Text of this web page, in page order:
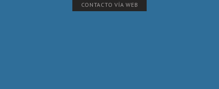
CONTACTO VÍA WEB